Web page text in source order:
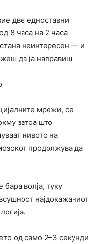
две едноставни
8 часа на 2 часа
неинтересен — и
да ја направиш.
мрежи, се
затоа што
нивото на
продолжува да
волја, туку
најдокажаниот
од само 2–3 секунди